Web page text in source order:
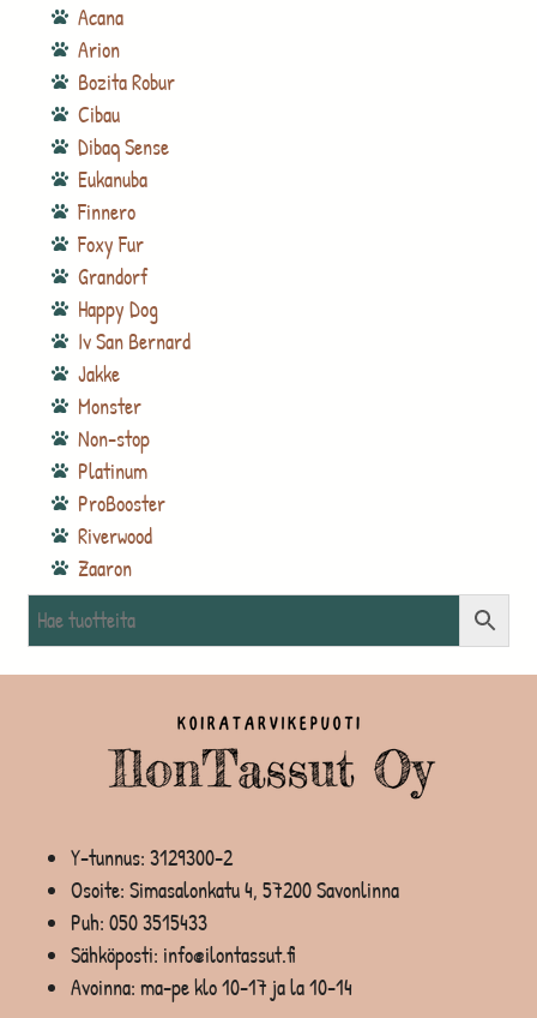
Acana
Arion
Bozita Robur
Cibau
Dibaq Sense
Eukanuba
Finnero
Foxy Fur
Grandorf
Happy Dog
Iv San Bernard
Jakke
Monster
Non-stop
Platinum
ProBooster
Riverwood
Zaaron
Y-tunnus: 3129300-2
Osoite: Simasalonkatu 4, 57200 Savonlinna
Puh: 050 3515433
Sähköposti: info@ilontassut.fi
Avoinna: ma-pe klo 10-17 ja la 10-14